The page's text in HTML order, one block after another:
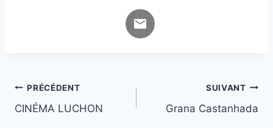
Navigation
de
PRÉCÉDENT
CINÉMA LUCHON
SUIVANT
Grana Castanhada